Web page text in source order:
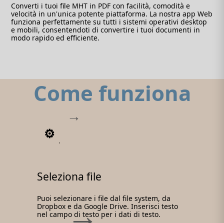
Converti i tuoi file MHT in PDF con facilità, comodità e
velocità in un'unica potente piattaforma. La nostra app Web
funziona perfettamente su tutti i sistemi operativi desktop
e mobili, consentendoti di convertire i tuoi documenti in
modo rapido ed efficiente.
Come funziona
1
Seleziona file
Puoi selezionare i file dal file system, da
Dropbox e da Google Drive. Inserisci testo
nel campo di testo per i dati di testo.